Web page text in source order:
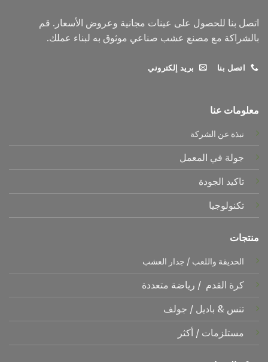
اتصل بنا للحصول على عينات مجانية وعروض الأسعار. قم
بالشراكة مع مصنع عشب صناعي موثوق به لبناء عملك.
اتصل بنا بريد إلكتروني
معلومات عنا
نبذة عن الشركة
جولة في المعمل
تاكيد الجودة
تكنولوجيا
منتجات
الحديقة واللعب / جدار العشب
كرة القدم / رياضة متعددة
تنس & باديل / جولف
مستلزمات / أكثر